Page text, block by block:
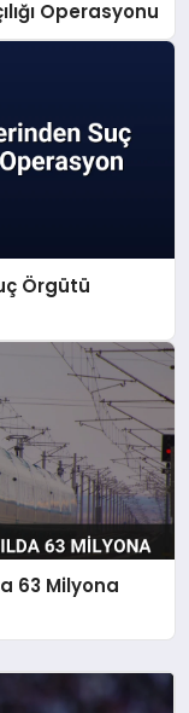
Operasyonu
Örgütü
63 Milyona